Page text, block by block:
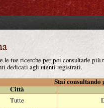
le tue ricerche per poi consultarle più
dedicati agli utenti registrati.
Stai consultando
Città
Tutte